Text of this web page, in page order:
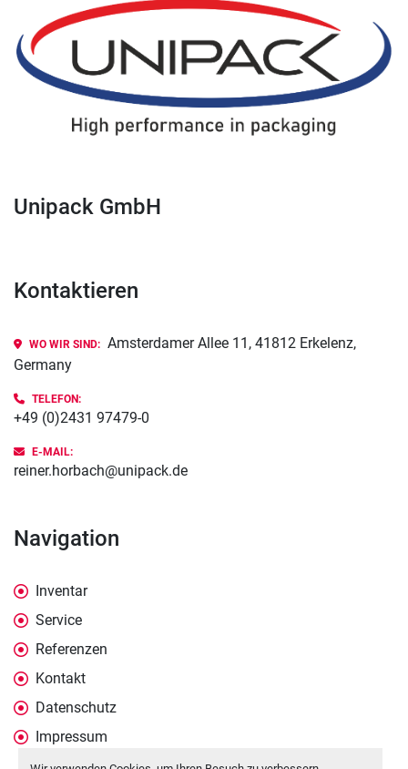
Unipack GmbH
Kontaktieren
WO WIR SIND: Amsterdamer Allee 11, 41812 Erkelenz,
Germany
TELEFON:
+49 (0)2431 97479-0
E-MAIL:
reiner.horbach@unipack.de
Navigation
Inventar
Service
Referenzen
Kontakt
Datenschutz
Impressum